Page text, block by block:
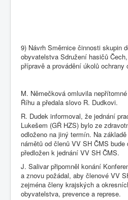
9) Návrh Směrnice činnosti skupin
obyvatelstva Sdružení hasičů
přípravě a provádění úkolů ochrany
M. Němečková omluvila
Říhu a předala slovo R. Dudkovi.
R. Dudek informoval, že jednání
Lukešem (GŘ HZS) bylo ze
odloženo na jiný termín. Na
námětů od členů VV SH ČMS
předložen k jednání VV SH ČMS.
J. Salivar připomněl konání
a znovu požádal, aby členové VV
zejména členy krajských a
obyvatelstva, prevence a represe.